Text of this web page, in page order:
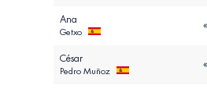
Ana
Getxo
César
Pedro Muñoz